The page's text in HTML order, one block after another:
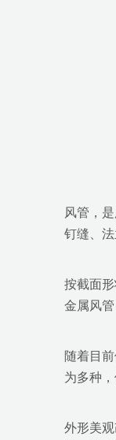
风管，
钉缝、
按截面
金属风
随着目
为多种
外形美